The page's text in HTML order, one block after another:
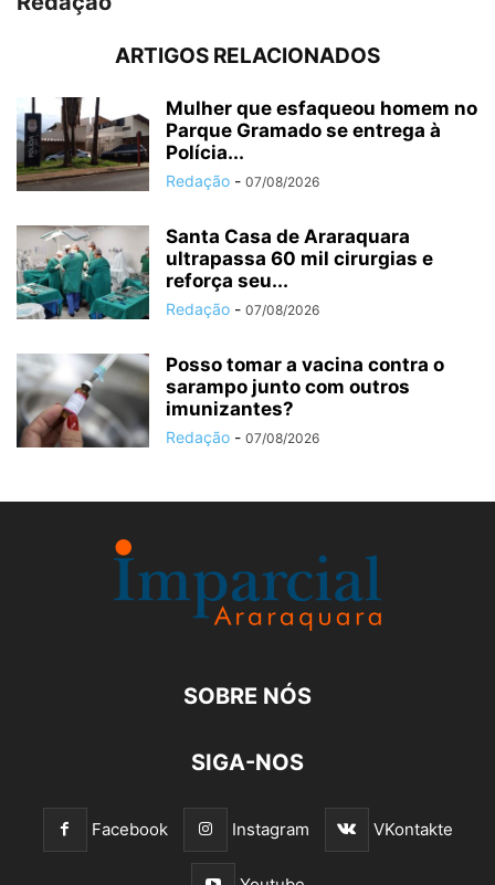
ARTIGOS RELACIONADOS
Mulher que esfaqueou homem no
Parque Gramado se entrega à
Polícia...
Redação - 07/08/2026
Santa Casa de Araraquara
ultrapassa 60 mil cirurgias e
reforça seu...
Redação - 07/08/2026
Posso tomar a vacina contra o
sarampo junto com outros
imunizantes?
Redação - 07/08/2026
SOBRE NÓS
SIGA-NOS
Facebook Instagram VKontakte